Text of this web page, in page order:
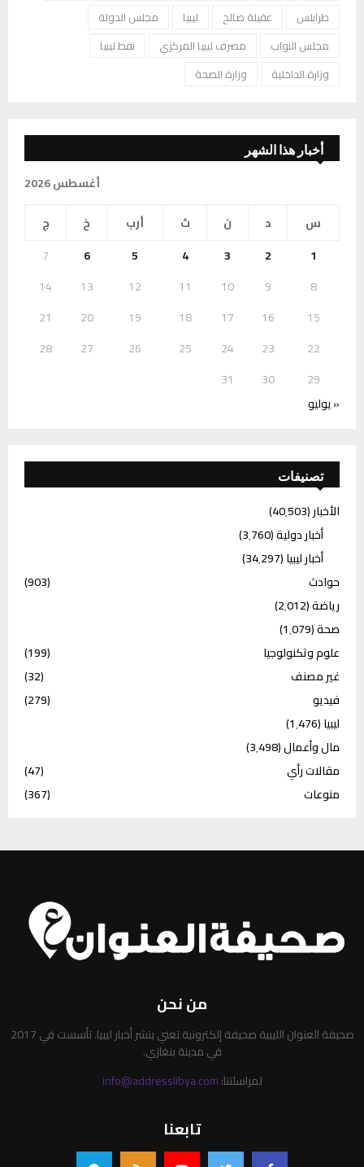
طرابلس
عقيلة صالح ليبيا
مجلس الدولة
مجلس النواب
مصرف ليبيا المركزي
نفط ليبيا
وزارة الداخلية
وزارة الصحة
أخبار هذا الشهر
أغسطس 2026
س
د ن ث أرب خ
ج
1
2
3
4
5
6
7
8
9
10
11
12
13
14
15
16
17
18
19
20
21
22
23
24
25
26
27
28
29
30
31
« يوليو
تصنيفات
الأخبار(40٬503)
أخبار دولية(3٬760)
أخبار ليبيا(34٬297)
حوادث
(903)
رياضة(2٬012)
صحة(1٬079)
علوم وتكنولوجيا
(199)
غير مصنف
(32)
فيديو
(279)
ليبيا(1٬476)
مال وأعمال(3٬498)
مقالات رأي
(47)
منوعات
(367)
من نحن
صحيفة العنوان الليبية صحيفة إلكترونية تعني بنشر أخبار ليبيا. تأسست في 2017
في مدينة بنغازي.
لمراسلتنا:info@addresslibya.com
تابعنا